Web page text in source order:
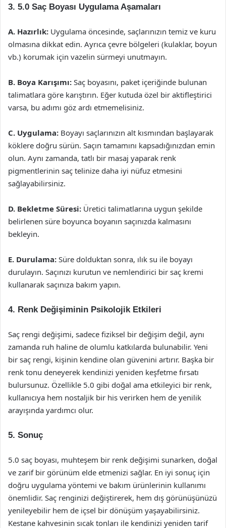
3. 5.0 Saç Boyası Uygulama Aşamaları
A. Hazırlık: Uygulama öncesinde, saçlarınızın temiz ve kuru
olmasına dikkat edin. Ayrıca çevre bölgeleri (kulaklar, boyun
vb.) korumak için vazelin sürmeyi unutmayın.
B. Boya Karışımı: Saç boyasını, paket içeriğinde bulunan
talimatlara göre karıştırın. Eğer kutuda özel bir aktifleştirici
varsa, bu adımı göz ardı etmemelisiniz.
C. Uygulama: Boyayı saçlarınızın alt kısmından başlayarak
köklere doğru sürün. Saçın tamamını kapsadığınızdan emin
olun. Aynı zamanda, tatlı bir masaj yaparak renk
pigmentlerinin saç telinize daha iyi nüfuz etmesini
sağlayabilirsiniz.
D. Bekletme Süresi: Üretici talimatlarına uygun şekilde
belirlenen süre boyunca boyanın saçınızda kalmasını
bekleyin.
E. Durulama: Süre dolduktan sonra, ılık su ile boyayı
durulayın. Saçınızı kurutun ve nemlendirici bir saç kremi
kullanarak saçınıza bakım yapın.
4. Renk Değişiminin Psikolojik Etkileri
Saç rengi değişimi, sadece fiziksel bir değişim değil, aynı
zamanda ruh haline de olumlu katkılarda bulunabilir. Yeni
bir saç rengi, kişinin kendine olan güvenini artırır. Başka bir
renk tonu deneyerek kendinizi yeniden keşfetme fırsatı
bulursunuz. Özellikle 5.0 gibi doğal ama etkileyici bir renk,
kullanıcıya hem nostaljik bir his verirken hem de yenilik
arayışında yardımcı olur.
5. Sonuç
5.0 saç boyası, muhteşem bir renk değişimi sunarken, doğal
ve zarif bir görünüm elde etmenizi sağlar. En iyi sonuç için
doğru uygulama yöntemi ve bakım ürünlerinin kullanımı
önemlidir. Saç renginizi değiştirerek, hem dış görünüşünüzü
yenileyebilir hem de içsel bir dönüşüm yaşayabilirsiniz.
Kestane kahvesinin sıcak tonları ile kendinizi yeniden tarif